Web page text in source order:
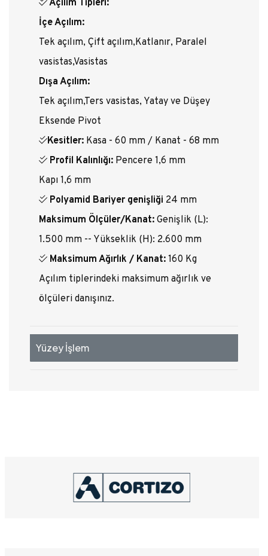
Açılım Tipleri:
İçe Açılım:
Tek açılım, Çift açılım,Katlanır, Paralel
vasistas,Vasistas
Dışa Açılım:
Tek açılım,Ters vasistas, Yatay ve Düşey
Eksende Pivot
Kesitler: Kasa - 60 mm / Kanat - 68 mm
Profil Kalınlığı: Pencere 1,6 mm
Kapı 1,6 mm
Polyamid Bariyer genişliği 24 mm
Maksimum Ölçüler/Kanat: Genişlik (L):
1.500 mm -- Yükseklik (H): 2.600 mm
Maksimum Ağırlık / Kanat: 160 Kg
Açılım tiplerindeki maksimum ağırlık ve
ölçüleri danışınız.
Yüzey İşlem